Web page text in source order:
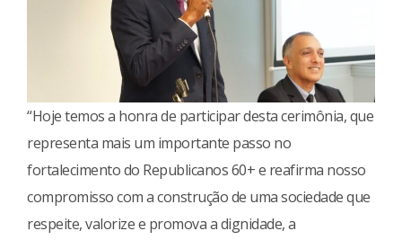
“Hoje temos a honra de participar desta cerimônia, que
representa mais um importante passo no
fortalecimento do Republicanos 60+ e reafirma nosso
compromisso com a construção de uma sociedade que
respeite, valorize e promova a dignidade, a